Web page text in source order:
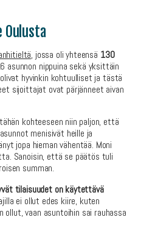
Oulusta
, jossa oli yhteensä 130
asunnon nippuina sekä yksittäin
hyvinkin kohtuulliset ja tästä
sijoittajat ovat pärjänneet aivan
kohteeseen niin paljon, että
menisivät heille ja
jopa hieman vähentää. Moni
Sanoisin, että se päätös tuli
summan.
tilaisuudet on käytettävä
ei ollut edes kiire, kuten
ollut, vaan asuntoihin sai rauhassa